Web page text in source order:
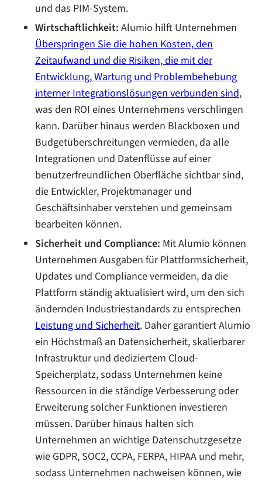
und das PIM-System.
Wirtschaftlichkeit: Alumio hilft Unternehmen
Überspringen Sie die hohen Kosten, den
Zeitaufwand und die Risiken, die mit der
Entwicklung, Wartung und Problembehebung
interner Integrationslösungen verbunden sind,
was den ROI eines Unternehmens verschlingen
kann. Darüber hinaus werden Blackboxen und
Budgetüberschreitungen vermieden, da alle
Integrationen und Datenflüsse auf einer
benutzerfreundlichen Oberfläche sichtbar sind,
die Entwickler, Projektmanager und
Geschäftsinhaber verstehen und gemeinsam
bearbeiten können.
Sicherheit und Compliance: Mit Alumio können
Unternehmen Ausgaben für Plattformsicherheit,
Updates und Compliance vermeiden, da die
Plattform ständig aktualisiert wird, um den sich
ändernden Industriestandards zu entsprechen
Leistung und Sicherheit. Daher garantiert Alumio
ein Höchstmaß an Datensicherheit, skalierbarer
Infrastruktur und dediziertem Cloud-
Speicherplatz, sodass Unternehmen keine
Ressourcen in die ständige Verbesserung oder
Erweiterung solcher Funktionen investieren
müssen. Darüber hinaus halten sich
Unternehmen an wichtige Datenschutzgesetze
wie GDPR, SOC2, CCPA, FERPA, HIPAA und mehr,
sodass Unternehmen nachweisen können, wie